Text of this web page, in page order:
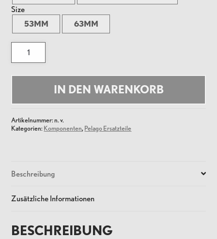
Size
53MM
63MM
VORDERGABEL
Menge
IN DEN WARENKORB
Artikelnummer:n. v.
Kategorien: Komponenten, Pelago Ersatzteile
Beschreibung
Zusätzliche Informationen
BESCHREIBUNG